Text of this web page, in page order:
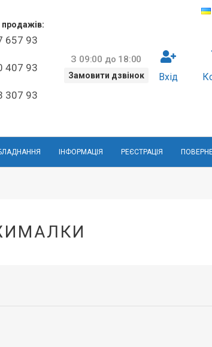
продажів:
657 93
407 93
307 93
З 09:00 до 18:00
Замовити дзвінок Вхід
ІНФОРМАЦІЯ РЕЄСТРАЦІЯ